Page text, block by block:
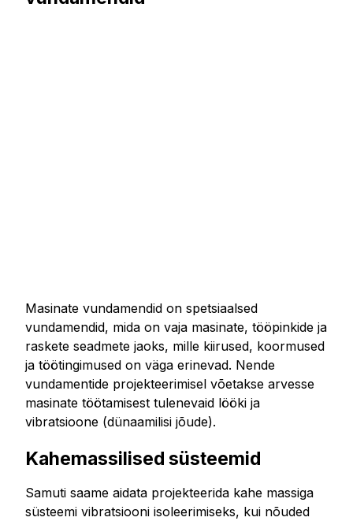
Masinate vundamendid on spetsiaalsed
vundamendid, mida on vaja masinate, tööpinkide ja
raskete seadmete jaoks, mille kiirused, koormused
ja töötingimused on väga erinevad. Nende
vundamentide projekteerimisel võetakse arvesse
masinate töötamisest tulenevaid lööki ja
vibratsioone (dünaamilisi jõude).
Kahemassilised süsteemid
Samuti saame aidata projekteerida kahe massiga
süsteemi vibratsiooni isoleerimiseks, kui nõuded